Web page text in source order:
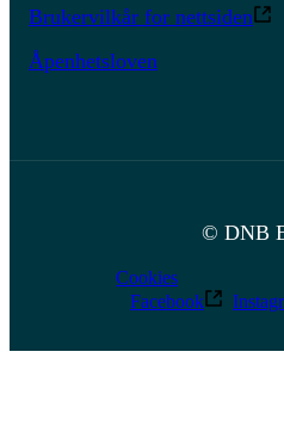
Brukervilkår for nettsiden
Åpenhetsloven
© DNB
Cookies
Facebook